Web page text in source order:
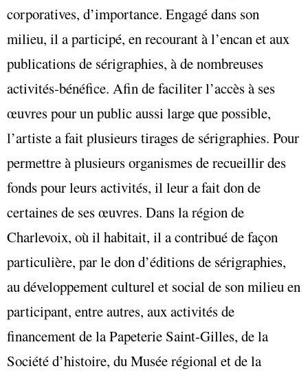
corporatives, d’importance. Engagé dans son
milieu, il a participé, en recourant à l’encan et aux
publications de sérigraphies, à de nombreuses
activités-bénéfice. Afin de faciliter l’accès à ses
œuvres pour un public aussi large que possible,
l’artiste a fait plusieurs tirages de sérigraphies. Pour
permettre à plusieurs organismes de recueillir des
fonds pour leurs activités, il leur a fait don de
certaines de ses œuvres. Dans la région de
Charlevoix, où il habitait, il a contribué de façon
particulière, par le don d’éditions de sérigraphies,
au développement culturel et social de son milieu en
participant, entre autres, aux activités de
financement de la Papeterie Saint-Gilles, de la
Société d’histoire, du Musée régional et de la